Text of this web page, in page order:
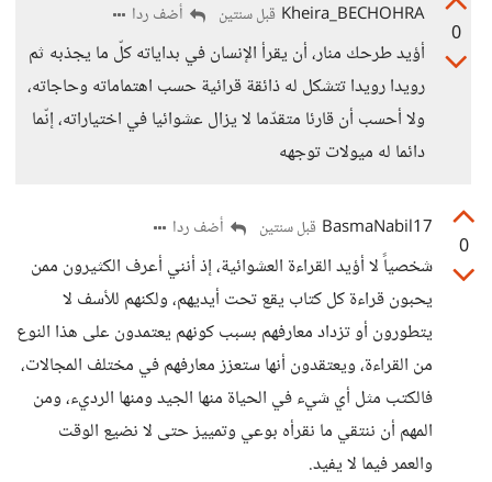
0
Kheira_BECHOHRA قبل سنتين أضف ردا
أؤيد طرحك منار، أن يقرأ الإنسان في بداياته كلّ ما يجذبه ثم
رويدا رويدا تتشكل له ذائقة قرائية حسب اهتماماته وحاجاته،
ولا أحسب أن قارئا متقدّما لا يزال عشوائيا في اختياراته، إنّما
دائما له ميولات توجهه
0
BasmaNabil17 قبل سنتين أضف ردا
شخصياً لا أؤيد القراءة العشوائية، إذ أنني أعرف الكثيرون ممن
يحبون قراءة كل كتاب يقع تحت أيديهم، ولكنهم للأسف لا
يتطورون أو تزداد معارفهم بسبب كونهم يعتمدون على هذا النوع
من القراءة، ويعتقدون أنها ستعزز معارفهم في مختلف المجالات،
فالكتب مثل أي شيء في الحياة منها الجيد ومنها الرديء، ومن
المهم أن ننتقي ما نقرأه بوعي وتمييز حتى لا نضيع الوقت
والعمر فيما لا يفيد.